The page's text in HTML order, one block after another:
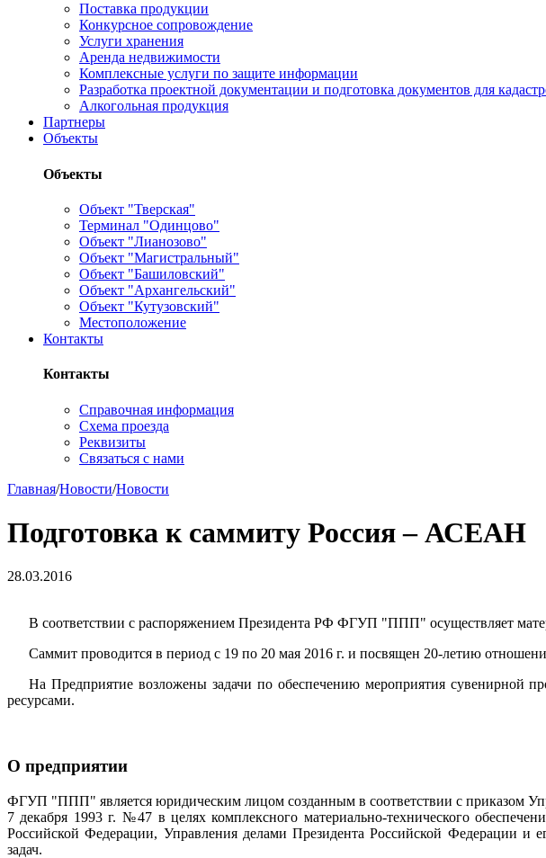
Поставка продукции
Конкурсное сопровождение
Услуги хранения
Аренда недвижимости
Комплексные услуги по защите информации
Разработка проектной документации и подготовка документов для
Алкогольная продукция
Партнеры
Объекты
Объекты
Объект "Тверская"
Терминал "Одинцово"
Объект "Лианозово"
Объект "Магистральный"
Объект "Башиловский"
Объект "Архангельский"
Объект "Кутузовский"
Местоположение
Контакты
Контакты
Справочная информация
Схема проезда
Реквизиты
Связаться с нами
Главная/Новости/Новости
Подготовка к саммиту Россия – АСЕАН
28.03.2016
В соответствии с распоряжением Президента РФ ФГУП "ППП" осуществляет
Саммит проводится в период с 19 по 20 мая 2016 г. и посвящен 20-летию
На Предприятие возложены задачи по обеспечению мероприятия сувенирной
ресурсами.
О предприятии
ФГУП "ППП" является юридическим лицом созданным в соответствии с приказом
7 декабря 1993 г. №47 в целях комплексного материально-технического
Российской Федерации, Управления делами Президента Российской Федерации и
задач.